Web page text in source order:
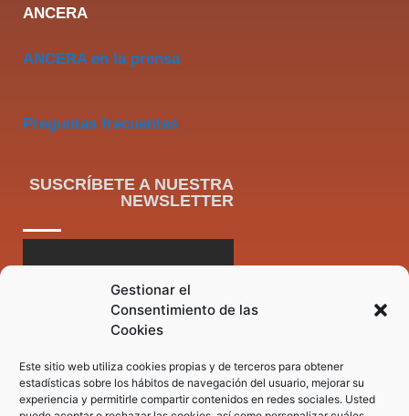
Gestionar el
Consentimiento de las
Cookies
Este sitio web utiliza cookies propias y de terceros para obtener
estadísticas sobre los hábitos de navegación del usuario, mejorar su
experiencia y permitirle compartir contenidos en redes sociales. Usted
ANCERA
ANCERA en la prensa
Preguntas frecuentes
SUSCRÍBETE A NUESTRA
NEWSLETTER